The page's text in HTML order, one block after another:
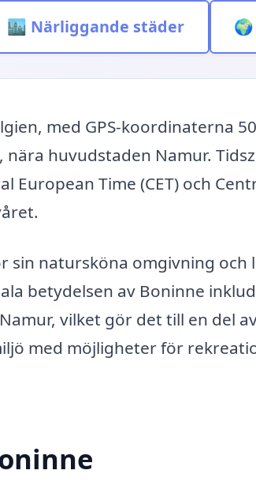
🏙️ Närliggande städer
med GPS-koordinaterna
nära huvudstaden Namur.
European Time (CET) och
sin natursköna omgivning
betydelsen av Boninne
vilket gör det till en del
med möjligheter för